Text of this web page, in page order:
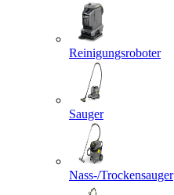
Reinigungsroboter
Sauger
Nass-/Trockensauger